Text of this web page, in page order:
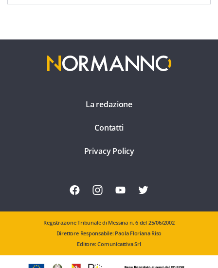
La redazione
Contatti
Privacy Policy
Registrazione Tribunale di Messina n. 6 del 25/06/2002
Direttore Responsabile: Paola Floriana Riso
Editore: Comunicattiva Srl